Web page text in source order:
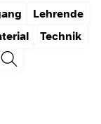
Lehrende
Technik